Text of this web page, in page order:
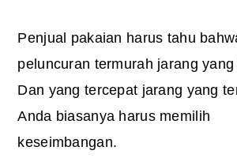
Penjual pakaian harus tahu
peluncuran termurah jarang
Dan yang tercepat jarang yang
Anda biasanya harus memilih
keseimbangan.